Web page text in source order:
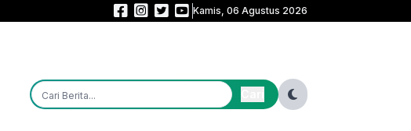
Menko Polkam Pastikan Situasi Nasional Tetap Kondusif, Jangan
Kamis, 06 Agustus 2026